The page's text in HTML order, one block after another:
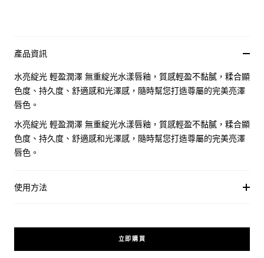
產品資訊
水亮綻光 輕盈潤澤 無重綻光水漾唇釉，質感輕盈不黏膩，糅合顯
色度、持久度、舒適感和光澤感，隨時幫您打造尊屬的完美亮澤
唇色。
水亮綻光 輕盈潤澤 無重綻光水漾唇釉，質感輕盈不黏膩，糅合顯
色度、持久度、舒適感和光澤感，隨時幫您打造尊屬的完美亮澤
唇色。
使用方法
立即購買